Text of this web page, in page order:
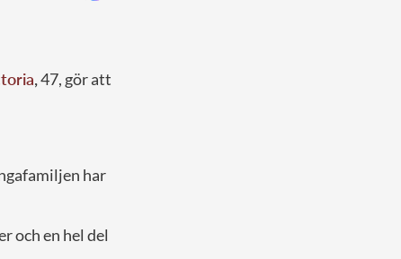
,47, gör att
har
och en hel del